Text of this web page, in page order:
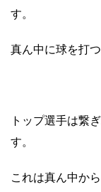
す。
真ん中に球を打
トップ選手は繋
す。
これは真ん中か